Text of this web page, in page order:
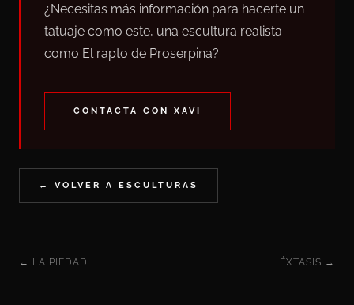
¿Necesitas más información para hacerte un
tatuaje como este, una escultura realista
como El rapto de Proserpina?
CONTACTA CON XAVI
← VOLVER A ESCULTURAS
← LA PIEDAD ÉXTASIS →